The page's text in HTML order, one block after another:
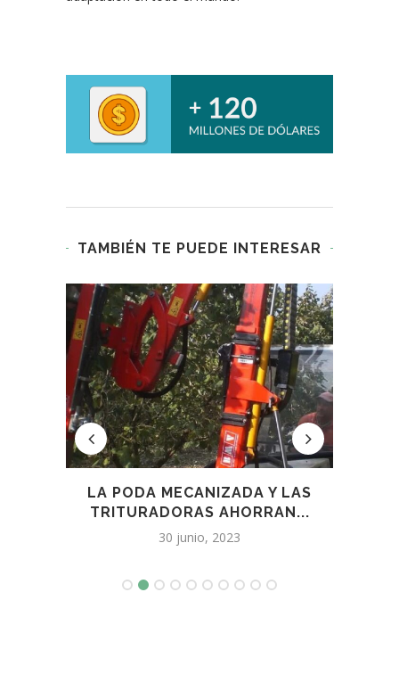
TAMBIÉN TE PUEDE INTERESAR
LA PODA MECANIZADA Y LAS
TRITURADORAS AHORRAN...
30 junio, 2023